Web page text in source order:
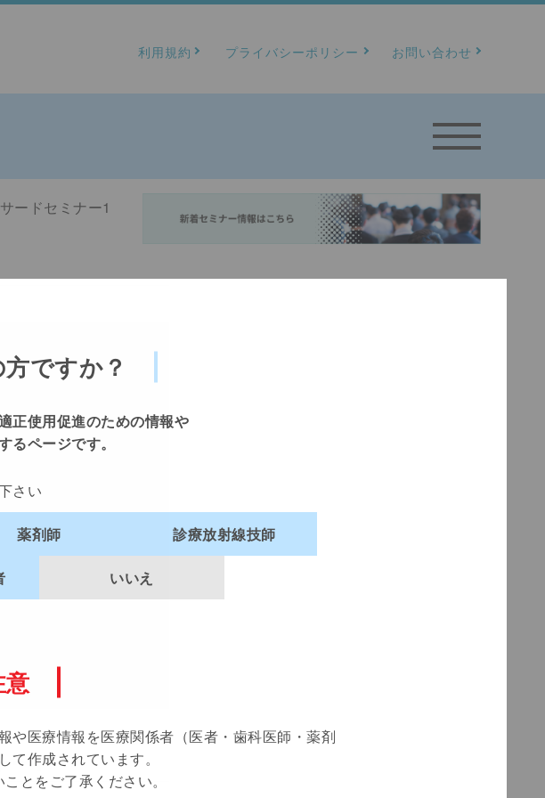
利用規約 プライバシーポリシー お問い合わせ
ードセミナー1
2026.6.18
ー1
ですか？
正使用促進のための情報や
るページです。
さい
薬剤師 診療放射線技師
いいえ
や医療情報を医療関係者（医者・歯科医師・薬剤
て作成されています。
とをご了承ください。
び用量」の範囲内に限定されます。
だけるコンテンツです。